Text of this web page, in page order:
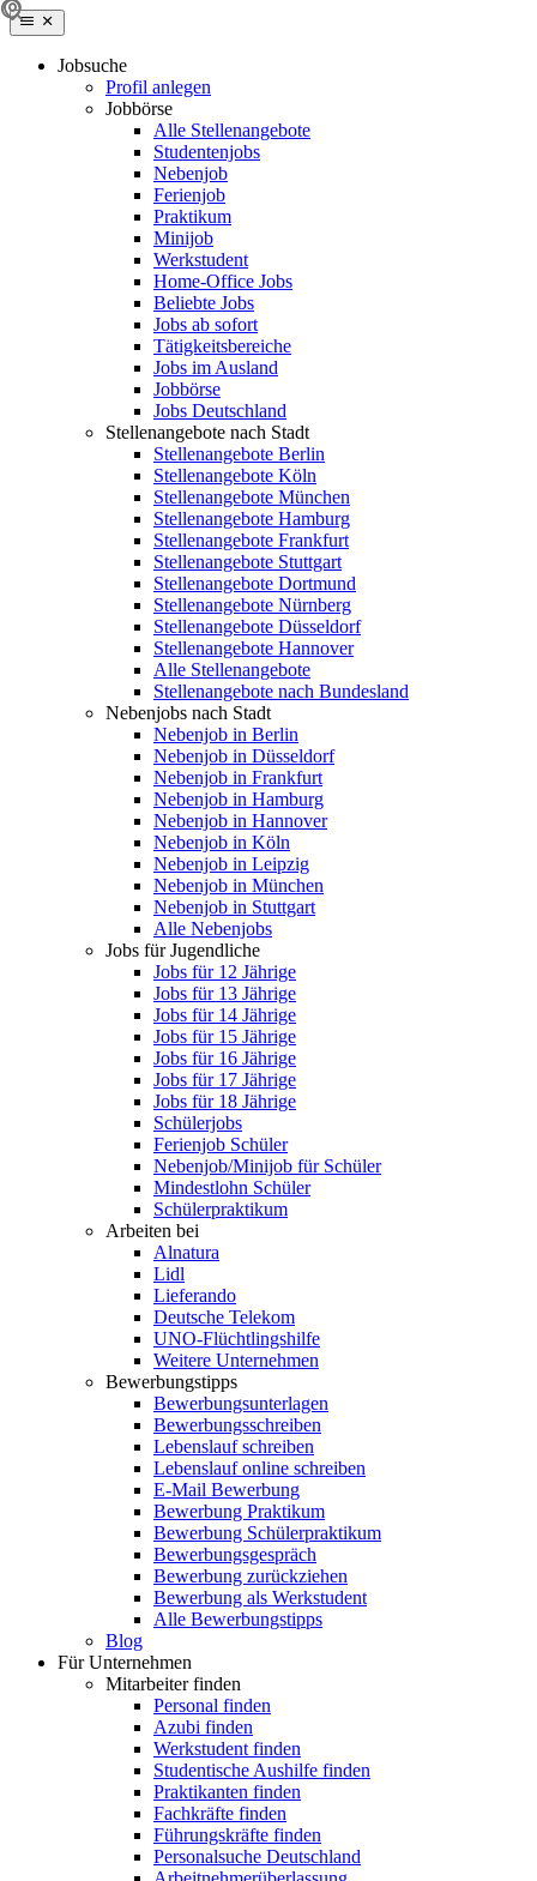
Jobsuche
Profil anlegen
Jobbörse
Alle Stellenangebote
Studentenjobs
Nebenjob
Ferienjob
Praktikum
Minijob
Werkstudent
Home-Office Jobs
Beliebte Jobs
Jobs ab sofort
Tätigkeitsbereiche
Jobs im Ausland
Jobbörse
Jobs Deutschland
Stellenangebote nach Stadt
Stellenangebote Berlin
Stellenangebote Köln
Stellenangebote München
Stellenangebote Hamburg
Stellenangebote Frankfurt
Stellenangebote Stuttgart
Stellenangebote Dortmund
Stellenangebote Nürnberg
Stellenangebote Düsseldorf
Stellenangebote Hannover
Alle Stellenangebote
Stellenangebote nach Bundesland
Nebenjobs nach Stadt
Nebenjob in Berlin
Nebenjob in Düsseldorf
Nebenjob in Frankfurt
Nebenjob in Hamburg
Nebenjob in Hannover
Nebenjob in Köln
Nebenjob in Leipzig
Nebenjob in München
Nebenjob in Stuttgart
Alle Nebenjobs
Jobs für Jugendliche
Jobs für 12 Jährige
Jobs für 13 Jährige
Jobs für 14 Jährige
Jobs für 15 Jährige
Jobs für 16 Jährige
Jobs für 17 Jährige
Jobs für 18 Jährige
Schülerjobs
Ferienjob Schüler
Nebenjob/Minijob für Schüler
Mindestlohn Schüler
Schülerpraktikum
Arbeiten bei
Alnatura
Lidl
Lieferando
Deutsche Telekom
UNO-Flüchtlingshilfe
Weitere Unternehmen
Bewerbungstipps
Bewerbungsunterlagen
Bewerbungsschreiben
Lebenslauf schreiben
Lebenslauf online schreiben
E-Mail Bewerbung
Bewerbung Praktikum
Bewerbung Schülerpraktikum
Bewerbungsgespräch
Bewerbung zurückziehen
Bewerbung als Werkstudent
Alle Bewerbungstipps
Blog
Für Unternehmen
Mitarbeiter finden
Personal finden
Azubi finden
Werkstudent finden
Studentische Aushilfe finden
Praktikanten finden
Fachkräfte finden
Führungskräfte finden
Personalsuche Deutschland